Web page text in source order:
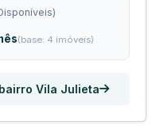
(base: 4 imóveis)
Vila Julieta